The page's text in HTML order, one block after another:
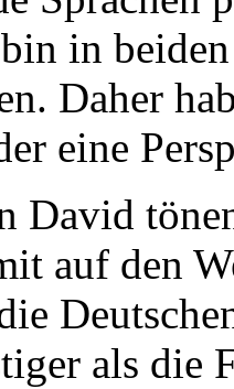
in
Daher
eine
David
auf den
als die